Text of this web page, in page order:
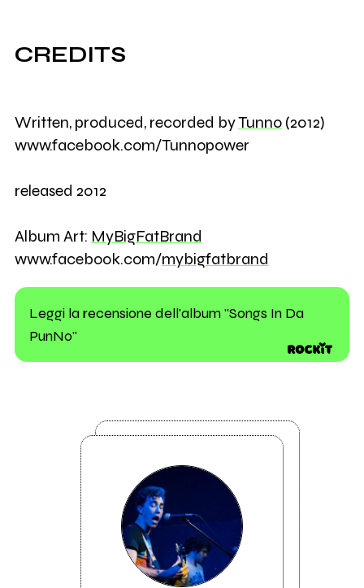
CREDITS
Written, produced, recorded byTunno(2012)
www.facebook.com/Tunnopower
released 2012
Album Art: MyBigFatBrand
www.facebook.com/mybigfatbrand
Leggi la recensione dell'album "Songs In Da
PunNo"